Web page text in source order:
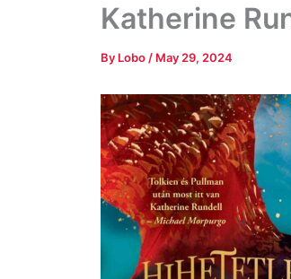
Katherine
By Lobo / May 29, 2024